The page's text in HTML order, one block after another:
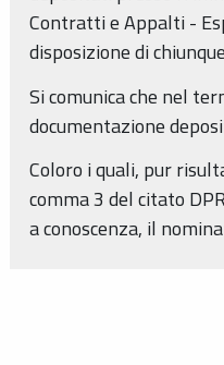
Contratti e Appalti -
disposizione di
Si comunica che nel
documentazione
Coloro i quali, pur
comma 3 del citato
a conoscenza, il